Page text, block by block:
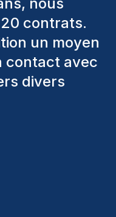
proposer
que
sont toujours
je